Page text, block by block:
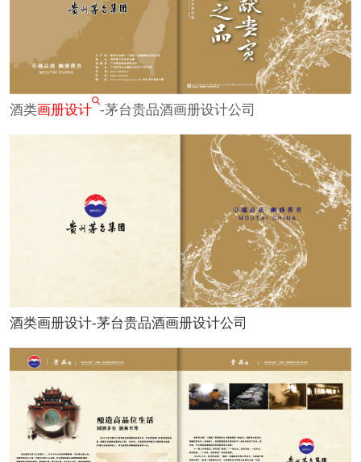
酒类画册设计 -茅台贵品酒画册设计公司
酒类画册设计-茅台贵品酒画册设计公司